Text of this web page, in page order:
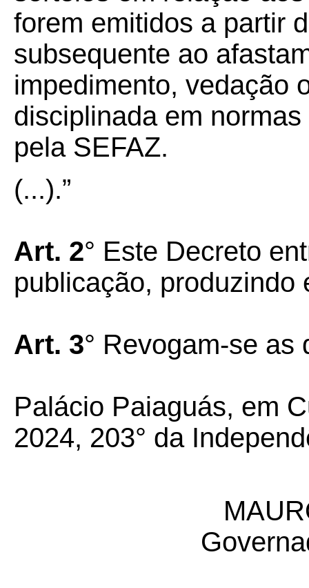
forem emitidos a partir
subsequente ao
impedimento, vedação
disciplinada em
pela SEFAZ.
(...).”
Art. 2° Este Decreto
publicação, produzindo
Art. 3° Revogam-se as
Palácio Paiaguás, em
2024, 203° da